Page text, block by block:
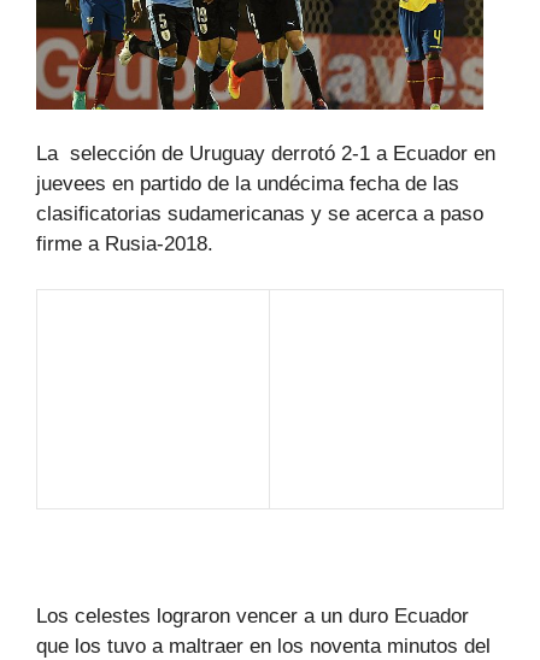
La selección de Uruguay derrotó 2-1 a Ecuador en
juevees en partido de la undécima fecha de las
clasificatorias sudamericanas y se acerca a paso
firme a Rusia-2018.
Los celestes lograron vencer a un duro Ecuador
que los tuvo a maltraer en los noventa minutos del